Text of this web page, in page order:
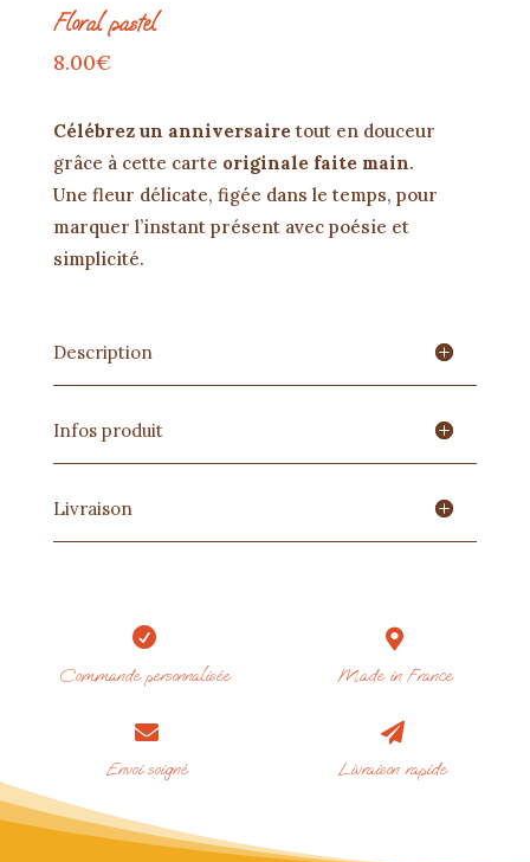
Floral pastel
8.00€
Célébrez un anniversairetout en douceur
grâce à cette carte originale faite main.
Une fleur délicate, figée dans le temps, pour
marquer l’instant présent avec poésie et
simplicité.
Description
Infos produit
Livraison

Commande personnalisée

Made in France

Envoi soigné

Livraison rapide